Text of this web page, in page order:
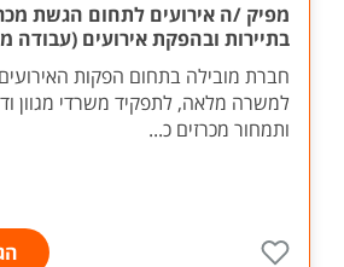
מפיק /ה אירועים לתחום הגשת
בתיירות ובהפקת אירועים (עבודה
חברת מובילה בתחום הפקות
למשרה מלאה, לתפקיד משרדי מגוון
ותמחור מכרזים כ...